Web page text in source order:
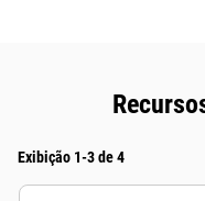
Exibição 1-3 de 4